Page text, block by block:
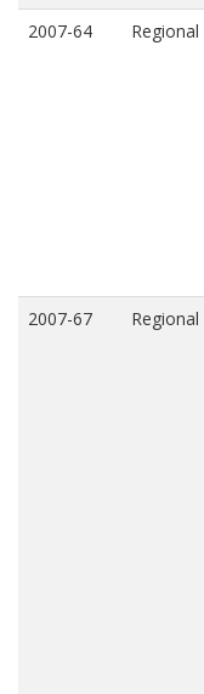
2007-64 Regional
2007-67 Regional